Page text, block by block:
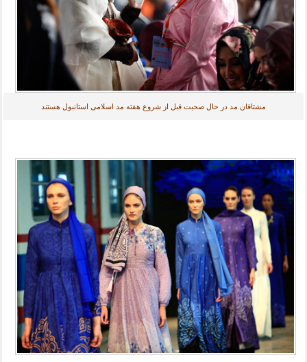
مشتاقان مد در حال صحبت قبل از شروع هفته مد اسلامی استانبول هستند